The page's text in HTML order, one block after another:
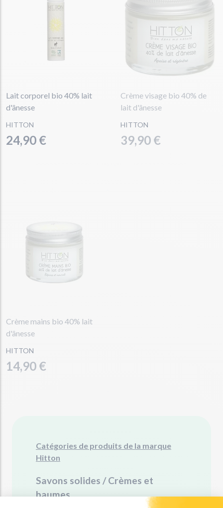
Lait corporel bio 40% lait
d'ânesse
HITTON
24,90 €
Crème visage bio 40% de
lait d'ânesse
HITTON
39,90 €
Crème mains bio 40% lait
d'ânesse
HITTON
14,90 €
Catégories de produits de la marque
Hitton
Savons solides /Crèmes et
baumes